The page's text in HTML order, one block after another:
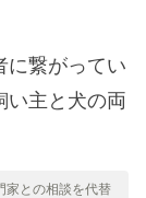
に繋がってい
い主と犬の両
家との相談を代替